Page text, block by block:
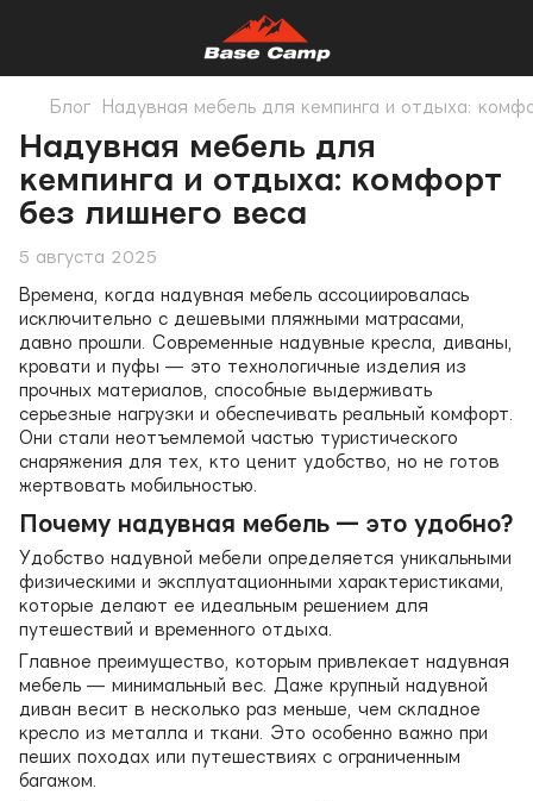
Блог Надувная мебель для кемпинга и отдыха:
Надувная мебель для
кемпинга и отдыха: комфорт
без лишнего веса
5 августа 2025
Времена, когда надувная мебель ассоциировалась
исключительно с дешевыми пляжными матрасами,
давно прошли. Современные надувные кресла, диваны,
кровати и пуфы — это технологичные изделия из
прочных материалов, способные выдерживать
серьезные нагрузки и обеспечивать реальный комфорт.
Они стали неотъемлемой частью туристического
снаряжения для тех, кто ценит удобство, но не готов
жертвовать мобильностью.
Почему надувная мебель — это удобно?
Удобство надувной мебели определяется уникальными
физическими и эксплуатационными характеристиками,
которые делают ее идеальным решением для
путешествий и временного отдыха.
Главное преимущество, которым привлекает надувная
мебель — минимальный вес. Даже крупный надувной
диван весит в несколько раз меньше, чем складное
кресло из металла и ткани. Это особенно важно при
пеших походах или путешествиях с ограниченным
багажом.